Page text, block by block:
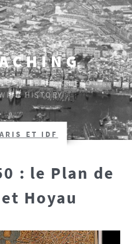
PIERRES CRIERONT.
HISTORY
ET IDF
: le Plan de
Hoyau